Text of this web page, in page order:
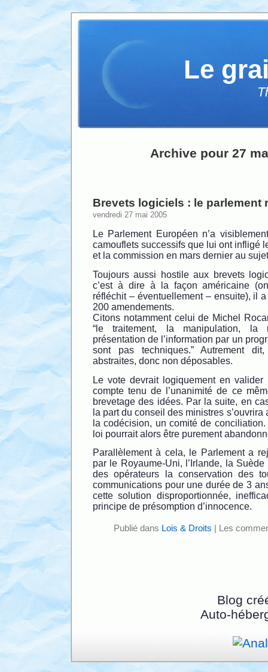
Le
Archive pour 27
Brevets logiciels : le parlement
vendredi 27 mai 2005
Le Parlement Européen n’a
camouflets successifs que lui ont infligé
et la commission en mars dernier au
Toujours aussi hostile aux brevets
c’est à dire à la façon américaine
réfléchit – éventuellement – ensuite), il
200 amendements.
Citons notamment celui de Michel
“le traitement, la manipulation, la
présentation de l’information par un
sont pas techniques.” Autrement
abstraites, donc non déposables.
Le vote devrait logiquement en valider
compte tenu de l’unanimité de ce
brevetage des idées. Par la suite, en
la part du conseil des ministres
la codécision, un comité de
loi pourrait alors être purement
Parallèlement à cela, le Parlement a
par le Royaume-Uni, l’Irlande, la
des opérateurs la conservation des
communications pour une durée de 3
cette solution disproportionnée,
principe de présomption d’innocence.
Publié dans Lois & Droits Les
Blog
Auto-